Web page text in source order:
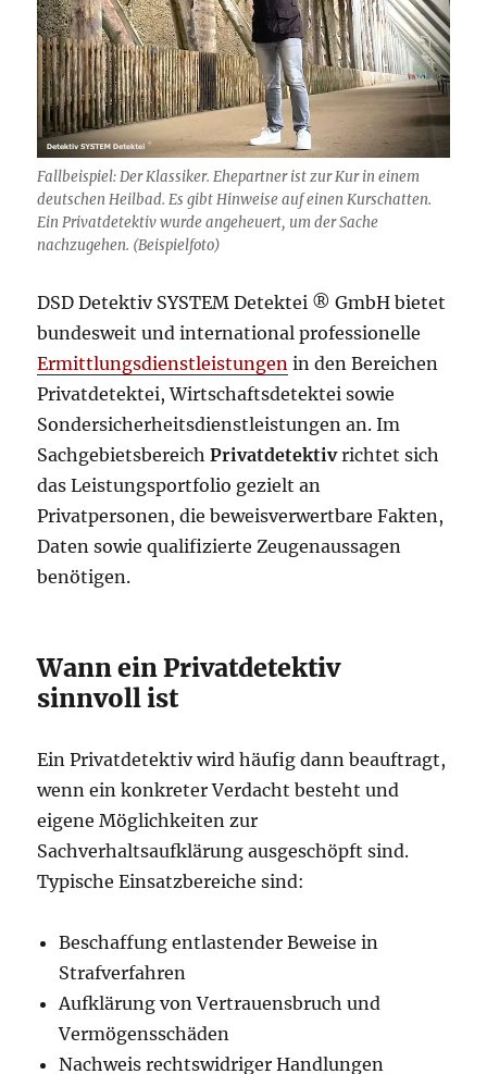
Fallbeispiel: Der Klassiker. Ehepartner ist zur Kur in einem
deutschen Heilbad. Es gibt Hinweise auf einen Kurschatten.
Ein Privatdetektiv wurde angeheuert, um der Sache
nachzugehen. (Beispielfoto)
DSD Detektiv SYSTEM Detektei ® GmbH bietet
bundesweit und international professionelle
Ermittlungsdienstleistungen in den Bereichen
Privatdetektei, Wirtschaftsdetektei sowie
Sondersicherheitsdienstleistungen an. Im
SachgebietsbereichPrivatdetektivrichtet sich
das Leistungsportfolio gezielt an
Privatpersonen, die beweisverwertbare Fakten,
Daten sowie qualifizierte Zeugenaussagen
benötigen.
Wann ein Privatdetektiv
sinnvoll ist
Ein Privatdetektiv wird häufig dann beauftragt,
wenn ein konkreter Verdacht besteht und
eigene Möglichkeiten zur
Sachverhaltsaufklärung ausgeschöpft sind.
Typische Einsatzbereiche sind:
Beschaffung entlastender Beweise in
Strafverfahren
Aufklärung von Vertrauensbruch und
Vermögensschäden
Nachweis rechtswidriger Handlungen